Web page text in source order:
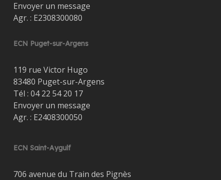
Envoyer un message
Agr. : E2308300080
ECN Puget-sur-Argens
119 rue Victor Hugo
83480 Puget-sur-Argens
Tél : 04 22 54 20 17
Envoyer un message
Agr. : E2408300050
ECN Saint-Aygulf
706 avenue du Train des Pignès